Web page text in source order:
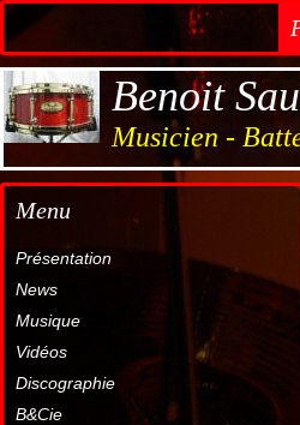
Benoit
Musicien -
Menu
Présentation
News
Musique
Vidéos
Discographie
B&Cie